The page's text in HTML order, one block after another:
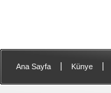
Ana Sayfa Künye